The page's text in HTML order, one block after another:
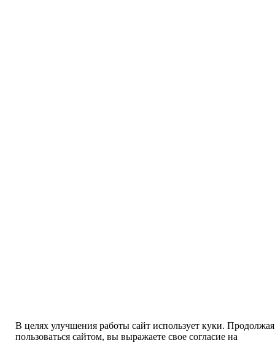
В целях улучшения работы сайт использует куки. Продолжая
пользоваться сайтом, вы выражаете свое согласие на